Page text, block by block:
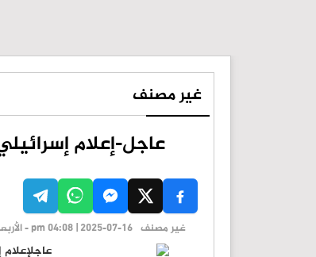
غير مصنف
عاجل-إعلام
غير مصنف pm 04:08 | 2025-07-16 - الأربعاء